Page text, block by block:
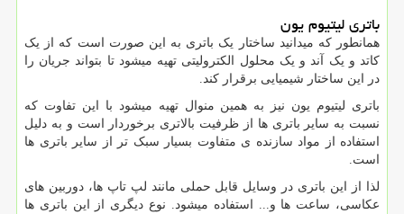
باتری لیتیوم یون
همانطور که میدانید ساختار یک باتری به این صورت است که از یک
کاتد و یک آند و یک محلول الکترولیتی تهیه میشود تا بتواند جریان را
در این ساختار شیمیایی برقرار کند.
باتری لیتیوم یون نیز به همین منوال تهیه میشود با این تفاوت که
نسبت به سایر باتری ها از ظرفیت بالاتری برخوردار است و به دلیل
استفاده از مواد سازنده ی متفاوت بسیار سبک تر از سایر باتری ها
است.
لذا از این باتری در وسایل قابل حملی مانند لپ تاپ ها، دوربین های
عکاسی، ساعت ها و... استفاده میشود. نوع دیگری از این باتری ها